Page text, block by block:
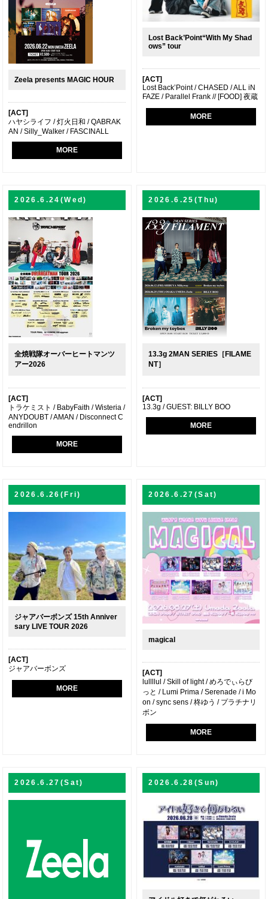
Zeela presents MAGIC HOUR
[ACT]
ハヤシライフ / 灯火日和 / QABRAK
AN / Silly_Walker / FASCINALL
MORE
Lost Back’Point“With My Shad
ows” tour
[ACT]
Lost Back’Point / CHASED / ALL iN
FAZE / Parallel Frank // [FOOD] 夜蔵
MORE
2026.6.24(Wed)
全焼戦隊オーバーヒートマンツ
アー2026
[ACT]
トラケミスト / BabyFaith / Wisteria /
ANYDOUBT / AMAN / Disconnect C
endrillon
MORE
2026.6.25(Thu)
13.3g 2MAN SERIES［FILAME
NT］
[ACT]
13.3g / GUEST: BILLY BOO
MORE
2026.6.26(Fri)
ジャアバーボンズ 15th Anniver
sary LIVE TOUR 2026
[ACT]
ジャアバーボンズ
MORE
2026.6.27(Sat)
magical
[ACT]
lullllul / Skill of light / めろでぃらび
っと / Lumi Prima / Serenade / i Mo
on / sync sens / 柊ゆう / プラチナリ
ボン
MORE
2026.6.27(Sat) 2026.6.28(Sun)